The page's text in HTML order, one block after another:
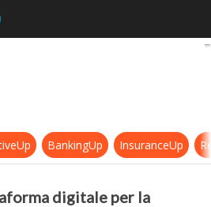
Open-es, una piattaforma
BankingUp InsuranceUp
digitale per la